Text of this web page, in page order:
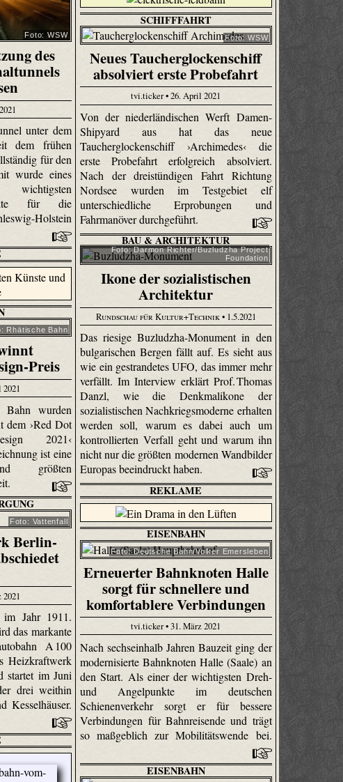
Foto: WSW
des
unter dem
dem frühen
für den
wurde eines
für die
Holstein
SCHIFFFAHRT
Foto: WSW
Neues Taucherglockenschiff
absolviert erste Probefahrt
tvi.ticker • 26. April 2021
Von der niederländischen Werft Damen-
Shipyard aus hat das neue
Taucherglockenschiff ›Archimedes‹ die
erste Probefahrt erfolgreich absolviert.
Nach der dreistündigen Fahrt Richtung
Nordsee wurden im Testgebiet elf
unterschiedliche Erprobungen und
Fahrmanöver durchgeführt.
BAU & ARCHITEKTUR
Foto: Darmon Richter/Buzludzha Project
Foundation
Ikone der sozialistischen
Architektur
Rundschau für Kultur+Technik• 1.5.2021
Das riesige Buzludzha-Monument in den
bulgarischen Bergen fällt auf. Es sieht aus
wie ein gestrandetes UFO, das immer mehr
verfällt. Im Interview erklärt Prof. Thomas
Danzl, wie die Denkmalikone der
sozialistischen Nachkriegsmoderne erhalten
werden soll, warum es dabei auch um
kontrollierten Verfall geht und warum ihn
nicht nur die größten modernen Wandbilder
Europas beeindruckt haben.
Rhätische Bahn
Preis
Bahn wurden
dem ›Red Dot
2021‹
ist eine
größten
REKLAME
EISENBAHN
Foto: Deutsche Bahn/Volker Emersleben
Erneuerter Bahnknoten Halle
sorgt für schnellere und
komfortablere Verbindungen
tvi.ticker • 31. März 2021
Nach sechseinhalb Jahren Bauzeit ging der
modernisierte Bahnknoten Halle (Saale) an
den Start. Als einer der wichtigsten Dreh-
und Angelpunkte im deutschen
Schienenverkehr sorgt er für bessere
Verbindungen für Bahnreisende und trägt
so maßgeblich zur Mobilitätswende bei.
Foto: Vattenfall
Berlin-
im Jahr 1911.
das markante
A 100
Heizkraftwerk
startet im Juni
drei weithin
Kesselhäuser.
EISENBAHN